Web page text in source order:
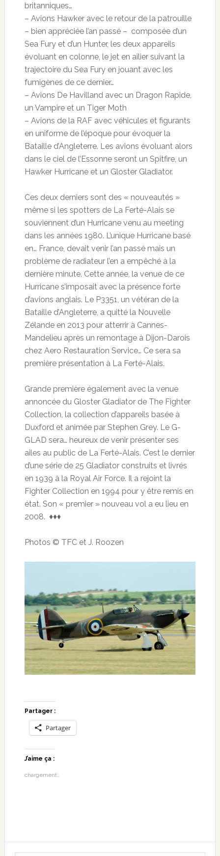
britanniques…
– Avions Hawker avec le retour de la patrouille
– bien appréciée l’an passé – composée d’un
Sea Fury et d’un Hunter, les deux appareils
évoluant en colonne, le jet en ailier suivant la
trajectoire du Sea Fury en jouant avec les
fumigènes de ce dernier…
– Avions De Havilland avec un Dragon Rapide,
un Vampire et un Tiger Moth
– Avions de la RAF avec véhicules et figurants
en uniforme de l’époque pour évoquer la
Bataille d’Angleterre. Les avions évoluant alors
dans le ciel de l’Essonne seront un Spitfire, un
Hawker Hurricane et un Gloster Gladiator.
Ces deux derniers sont des « nouveautés »
même si les spotters de La Ferté-Alais se
souviennent d’un Hurricane venu au meeting
dans les années 1980. L’unique Hurricane basé
en… France, devait venir l’an passé mais un
problème de radiateur l’en a empêché à la
dernière minute. Cette année, la venue de ce
Hurricane s’imposait avec la présence forte
d’avions anglais. Le P3351, un vétéran de la
Bataille d’Angleterre, a quitté la Nouvelle
Zélande en 2013 pour atterrir à Cannes-
Mandelieu après un remontage à Dijon-Darois
chez Aero Restauration Service… Ce sera sa
première présentation à La Ferté-Alais.
Grande première également avec la venue
annoncée du Gloster Gladiator de The Fighter
Collection, la collection d’appareils basée à
Duxford et animée par Stephen Grey. Le G-
GLAD sera… heureux de venir présenter ses
ailes au public de La Ferté-Alais. C’est le dernier
d’une série de 25 Gladiator construits et livrés
en 1939 à la Royal Air Force. Il a rejoint la
Fighter Collection en 1994 pour y être remis en
état. Son « premier » nouveau vol a eu lieu en
2008. ♦♦♦
Photos © TFC et J. Roozen
Partager :
Partager
J’aime ça :
chargement…